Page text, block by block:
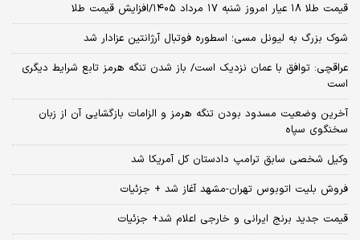
قیمت طلا ۱۸ عیار امروز شنبه ۱۷ مرداد ۱۴۰۵/افزایش قیمت طلا
شوک بزرگ به لیونل مسی؛ اسطوره فوتبال آرژانتین عزادار شد
عراقچی: توافق با عمان نزدیک است/ باز شدن تنگه هرمز تابع شرایط دیگری
است
آخرین وضعیت مسدود بودن تنگه هرمز و الزامات بازگشایی آن از زبان
سخنگوی سپاه
وکیل شخصی سابق ترامپ دادستان کل آمریکا شد
فروش بلیت اتوبوس تهران-مشهد آغاز شد + جزئیات
قیمت جدید برنج ایرانی و خارجی اعلام شد+ جزئیات